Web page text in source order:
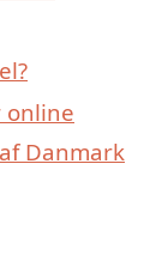
online
Danmark